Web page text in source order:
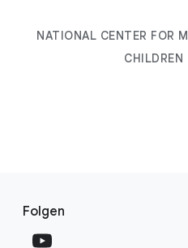
NATIONAL CENTER FOR
CHILDREN
o
Folgen